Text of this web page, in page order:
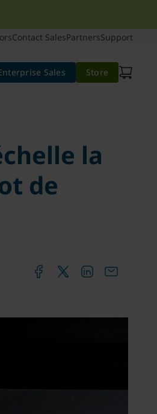
Contact SalesPartnersSupport
Sales Store
la
de